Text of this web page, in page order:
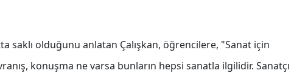
saklı olduğunu anlatan Çalışkan, öğrencilere, "Sanat için
konuşma ne varsa bunların hepsi sanatla ilgilidir. Sanatçı